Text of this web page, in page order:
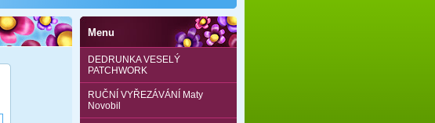
Menu
DEDRUNKA VESELÝ
PATCHWORK
RUČNÍ VYŘEZÁVÁNÍ Maty
Novobil